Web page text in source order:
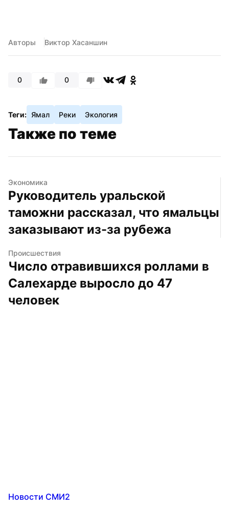
Авторы Виктор Хасаншин
0 0
Теги: Ямал Реки Экология
Также по теме
Экономика
Руководитель уральской
таможни рассказал, что ямальцы
заказывают из-за рубежа
Происшествия
Число отравившихся роллами в
Салехарде выросло до 47
человек
Новости СМИ2